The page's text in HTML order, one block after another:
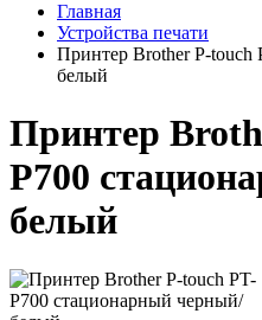
Главная
Устройства печати
Принтер Brother P-touch
белый
Принтер
P700
белый